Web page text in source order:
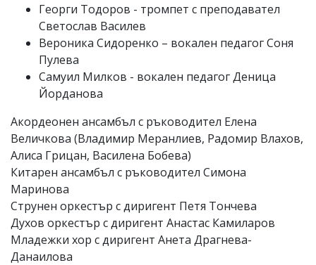
Георги Тодоров - тромпет с преподавател
Светослав Василев
Вероника Сидоренко – вокален педагог Соня
Пулева
Самуил Милков - вокален педагог Деница
Йорданова
Акордеонен ансамбъл с ръководител Елена
Величкова (Владимир Меранлиев, Радомир Влахов,
Алиса Грицан, Василена Бобева)
Китарен ансамбъл с ръководител Симона
Маринова
Струнен оркестър с диригент Петя Тончева
Духов оркестър с диригент Анастас Камиларов
Младежки хор с диригент Анета Драгнева-
Данаилова